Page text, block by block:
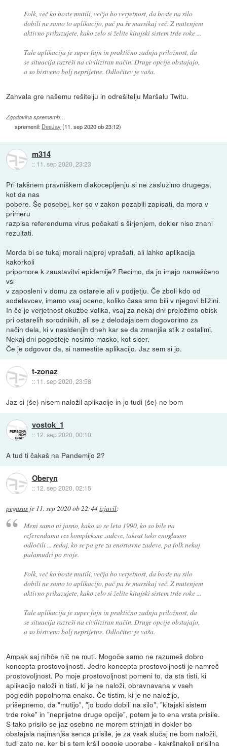
Folk, več ko boste mutili, večja bo verjetnost, da boste na silo
dobili ne samo to aplikacijo, pač pa še marsikaj več. Z mutenjem
aktivno prikazujete, kako zelo si želite kitajski sistem trde roke ...
Tale aplikacija je super fajn in praktično zadnja priložnost, da
se situacija razreši na civiliziran način. Druge opcije obstajajo,
a so bistveno bolj neprijetne. Odločitev je vaša.
Zahvala gre našemu rešitelju in odrešitelju Maršalu Twitu.
Zgodovina sprememb…
spremenil: DeeJay (11. sep 2020 ob 23:12)
m314
:: 11. sep 2020, 23:23
Pri takšnem pravniškem dlakocepljenju si ne zaslužimo drugega,
kot da nas
pobere. Še posebej, ker so v zakon pozabili zapisati, da mora v
primeru
razpisa referenduma virus počakati s širjenjem, dokler niso znani
rezultati.
Morda bi se tukaj morali najprej vprašati, ali lahko aplikacija
kakorkoli
pripomore k zaustavitvi epidemije? Recimo, da jo imajo nameščeno
vsi
v zaposleni v domu za ostarele ali v podjetju. Če zboli kdo od
sodelavcev, imamo vsaj oceno, koliko časa smo bili v njegovi bližini.
In če je verjetnost okužbe velika, vsaj za nekaj dni preložimo obisk
pri ostarelih sorodnikih, ali se z delodajalcem dogovorimo za
način dela, ki v nasldenjih dneh kar se da zmanjša stik z ostalimi.
Nekaj dni pogosteje nosimo masko, kot sicer.
Če je odgovor da, si namestite aplikacijo. Jaz sem si jo.
t-zonaz
:: 11. sep 2020, 23:58
Jaz si (še) nisem naložil aplikacije in jo tudi (še) ne bom
vostok_1
:: 12. sep 2020, 00:10
A tud ti čakaš na Pandemijo 2?
Oberyn
:: 12. sep 2020, 02:15
pegasus je 11. sep 2020 ob 22:44izjavil:
Meni samo ni jasno, kako so se leta 1990, ko so bile na
referendumu res kompleksne zadeve, takrat tako enoglasno
odločili ... sedaj, ko se pa gre za enostavne zadeve, pa folk nekaj
palamudri po svoje.
Folk, več ko boste mutili, večja bo verjetnost, da boste na silo
dobili ne samo to aplikacijo, pač pa še marsikaj več. Z mutenjem
aktivno prikazujete, kako zelo si želite kitajski sistem trde roke ...
Tale aplikacija je super fajn in praktično zadnja priložnost, da
se situacija razreši na civiliziran način. Druge opcije obstajajo,
a so bistveno bolj neprijetne. Odločitev je vaša.
Ampak saj nihče nič ne muti. Mogoče samo ne razumeš dobro
koncepta prostovoljnosti. Jedro koncepta prostovoljnosti je namreč
prostovoljnost. Po moje prostovoljnost pomeni to, da sta tisti, ki
aplikacijo naloži in tisti, ki je ne naloži, obravnavana v vseh
pogledih popolnoma enako. Če tistim, ki je ne naložijo,
prišepnemo, da "mutijo", "jo bodo dobili na silo", "kitajski sistem
trde roke" in "neprijetne druge opcije", potem je to ena vrsta prisile.
S tako prisilo se jaz osebno ne morem strinjati in dokler bo
obstajala najmanjša senca prisile, je za vsak slučaj ne bom naložil,
tudi zato ne, ker bi s tem kršil pogoje uporabe - kakršnakoli prisilna